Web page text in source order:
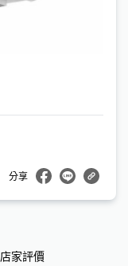
分享
店家評價